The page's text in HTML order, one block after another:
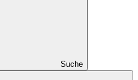
Suche